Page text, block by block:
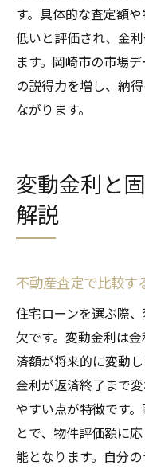
す。具体的な査定額
低いと評価され、金
ます。岡崎市の市場
の説得力を増し、納
ながります。
変動金利と
解説
不動産査定で比較す
住宅ローンを選ぶ際
欠です。変動金利は
済額が将来的に変動
金利が返済終了まで
やすい点が特徴です
とで、物件評価額に
能となります。自分